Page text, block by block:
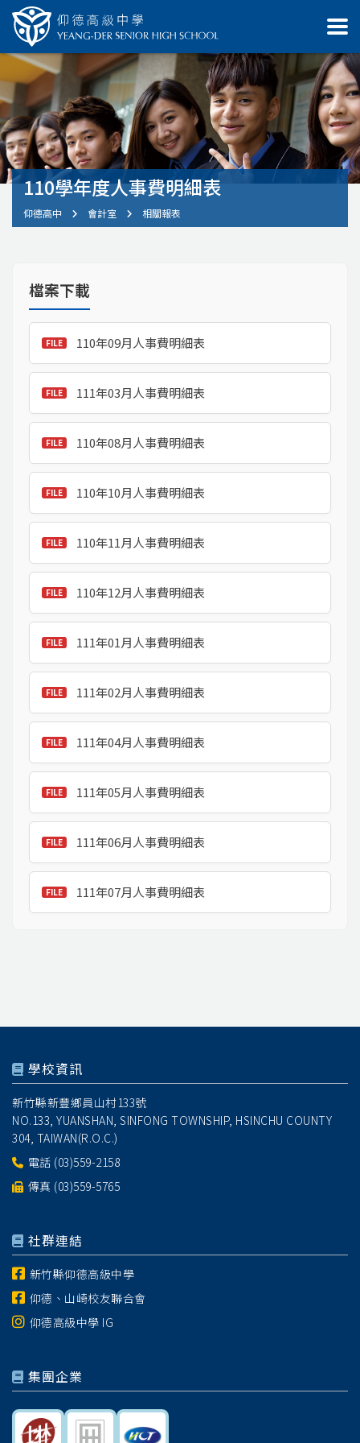
110學年度人事費明細表
仰德高中 會計室 相關報表
檔案下載
110年09月人事費明細表
111年03月人事費明細表
110年08月人事費明細表
110年10月人事費明細表
110年11月人事費明細表
110年12月人事費明細表
111年01月人事費明細表
111年02月人事費明細表
111年04月人事費明細表
111年05月人事費明細表
111年06月人事費明細表
111年07月人事費明細表
學校資訊
新竹縣新豐鄉員山村133號
NO.133, YUANSHAN, SINFONG TOWNSHIP, HSINCHU COUNTY
304, TAIWAN(R.O.C.)
電話 (03)559-2158
傳真 (03)559-5765
社群連結
新竹縣仰德高級中學
仰德、山崎校友聯合會
仰德高級中學 IG
集團企業